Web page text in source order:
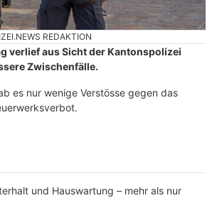
REDAKTION
verlief aus Sicht der Kantonspolizei
Zwischenfälle.
es nur wenige Verstösse gegen das